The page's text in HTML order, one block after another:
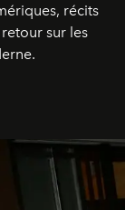
récits
sur les